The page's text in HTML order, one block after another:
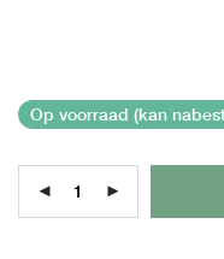
Op voorraad (kan